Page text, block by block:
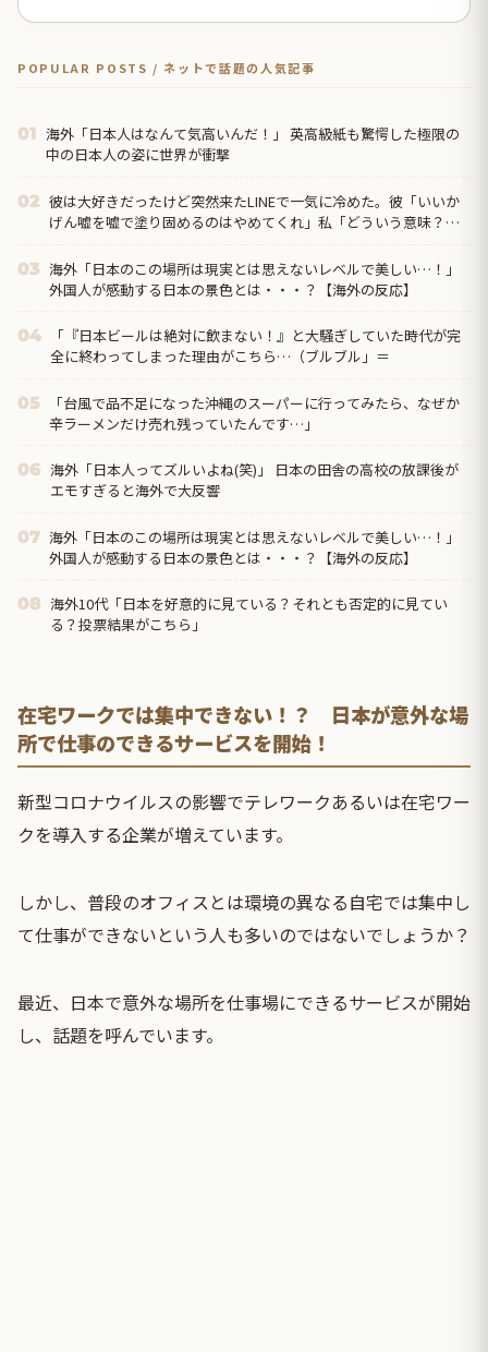
POPULAR POSTS / ネットで話題の人気記事
01 海外「日本人はなんて気高いんだ！」 英高級紙も驚愕した極限の
中の日本人の姿に世界が衝撃
02 彼は大好きだったけど突然来たLINEで一気に冷めた。彼「いいか
げん嘘を嘘で塗り固めるのはやめてくれ」私「どういう意味？」
03 海外「日本のこの場所は現実とは思えないレベルで美しい…！」
外国人が感動する日本の景色とは・・・？【海外の反応】
04
「『日本ビールは絶対に飲まない！』と大騒ぎしていた時代が完
全に終わってしまった理由がこちら…（ブルブル」＝
05
「台風で品不足になった沖縄のスーパーに行ってみたら、なぜか
辛ラーメンだけ売れ残っていたんです…」
06 海外「日本人ってズルいよね(笑)」 日本の田舎の高校の放課後が
エモすぎると海外で大反響
07 海外「日本のこの場所は現実とは思えないレベルで美しい…！」
外国人が感動する日本の景色とは・・・？【海外の反応】
08 海外10代「日本を好意的に見ている？それとも否定的に見てい
る？投票結果がこちら」
在宅ワークでは集中できない！？ 日本が意外な場
所で仕事のできるサービスを開始！
新型コロナウイルスの影響でテレワークあるいは在宅ワー
クを導入する企業が増えています。
しかし、普段のオフィスとは環境の異なる自宅では集中し
て仕事ができないという人も多いのではないでしょうか？
最近、日本で意外な場所を仕事場にできるサービスが開始
し、話題を呼んでいます。